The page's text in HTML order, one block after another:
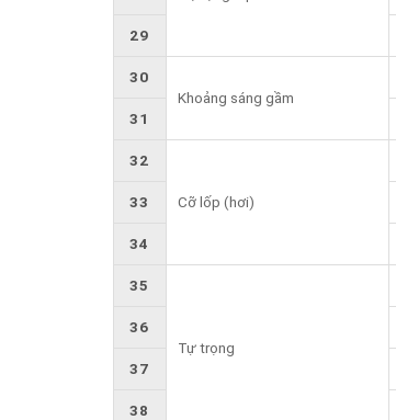
29
30
Khoảng sáng gầm
31
32
Cỡ lốp (hơi)
33
34
35
Tự trọng
36
37
38